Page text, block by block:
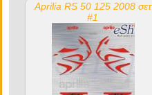
Aprilia RS 50 125 2008 σετ
#1